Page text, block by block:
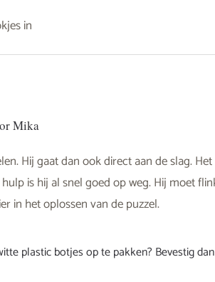
in
Mika
Hij gaat dan ook direct aan de slag.
is hij al snel goed op weg. Hij moet
in het oplossen van de puzzel.
plastic botjes op te pakken? Bevestig